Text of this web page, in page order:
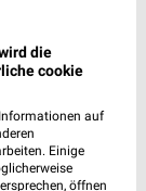
die
cookie
auf
Einige
öffnen